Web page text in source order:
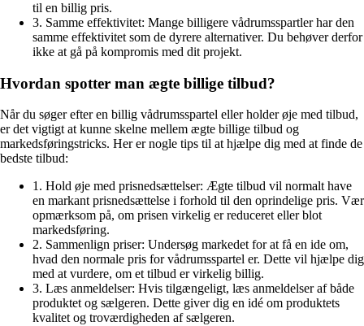
til en billig pris.
3. Samme effektivitet: Mange billigere vådrumsspartler har den
samme effektivitet som de dyrere alternativer. Du behøver derfor
ikke at gå på kompromis med dit projekt.
Hvordan spotter man ægte billige tilbud?
Når du søger efter en billig vådrumsspartel eller holder øje med tilbud,
er det vigtigt at kunne skelne mellem ægte billige tilbud og
markedsføringstricks. Her er nogle tips til at hjælpe dig med at finde de
bedste tilbud:
1. Hold øje med prisnedsættelser: Ægte tilbud vil normalt have
en markant prisnedsættelse i forhold til den oprindelige pris. Vær
opmærksom på, om prisen virkelig er reduceret eller blot
markedsføring.
2. Sammenlign priser: Undersøg markedet for at få en ide om,
hvad den normale pris for vådrumsspartel er. Dette vil hjælpe dig
med at vurdere, om et tilbud er virkelig billig.
3. Læs anmeldelser: Hvis tilgængeligt, læs anmeldelser af både
produktet og sælgeren. Dette giver dig en idé om produktets
kvalitet og troværdigheden af sælgeren.